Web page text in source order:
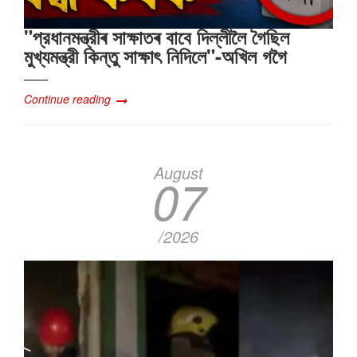
"প্রধানমন্ত্রীৰ সাক্ষাতৰ বাবে দিল্লীলৈ গৈছিল
মুখ্যমন্ত্রী কিন্তু সাক্ষাৎ‍ নিদিলে"-অখিল গগৈ
Continue reading
August
07
/2026